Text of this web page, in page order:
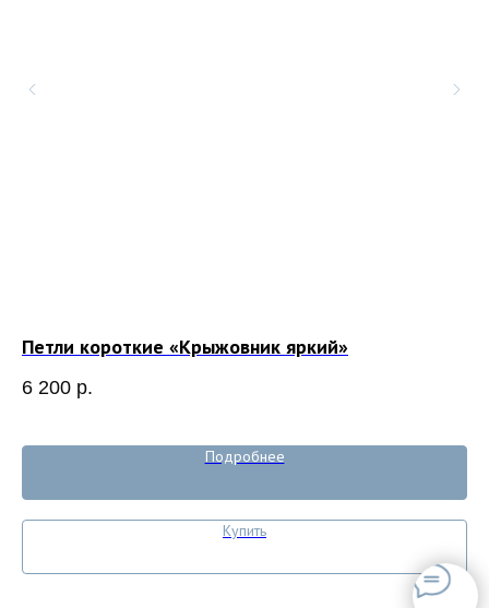
Петли короткие «Крыжовник яркий»
6 200 р.
Подробнее
Купить